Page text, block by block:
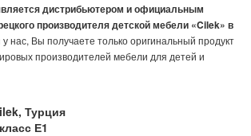
дистрибьютером и официальным
производителя детской мебели «Cilek» в
нас, Вы получаете только оригинальный продукт
производителей мебели для детей и
Турция
Е1